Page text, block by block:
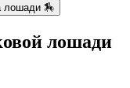
лошади 🏇
лошади